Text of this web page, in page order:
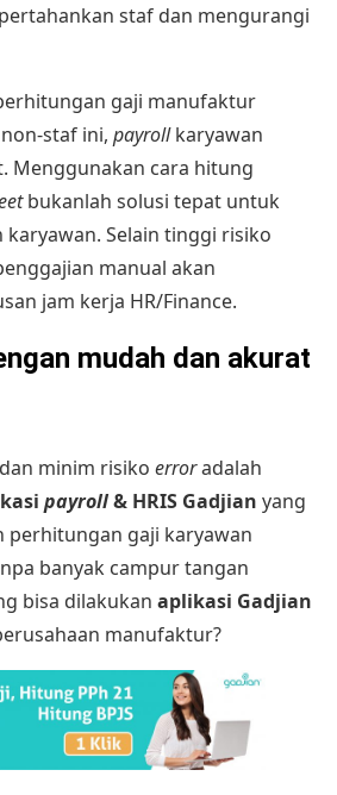
staf dan mengurangi
gaji manufaktur
staf ini, payrollkaryawan
Menggunakan cara hitung
bukanlah solusi tepat untuk
Selain tinggi risiko
manual akan
jam kerja HR/Finance.
mudah dan akurat
minim risiko erroradalah
payroll& HRIS Gadjian yang
perhitungan gaji karyawan
banyak campur tangan
bisa dilakukan aplikasi Gadjian
manufaktur?